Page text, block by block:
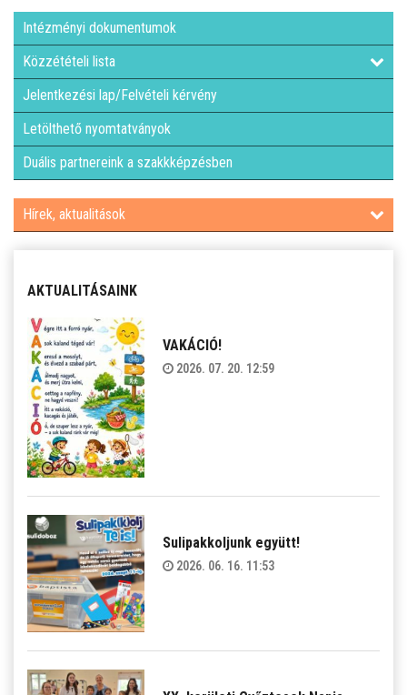
Intézményi dokumentumok
Közzétételi lista
Jelentkezési lap/Felvételi kérvény
Letölthető nyomtatványok
Duális partnereink a szakkképzésben
Hírek, aktualitások
AKTUALITÁSAINK
VAKÁCIÓ!
2026. 07. 20. 12:59
Sulipakkoljunk együtt!
2026. 06. 16. 11:53